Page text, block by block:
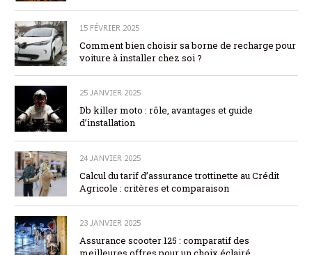
15 FÉVRIER 2025
Comment bien choisir sa borne de recharge pour
voiture à installer chez soi ?
25 JANVIER 2025
Db killer moto : rôle, avantages et guide
d’installation
24 JANVIER 2025
Calcul du tarif d’assurance trottinette au Crédit
Agricole : critères et comparaison
23 JANVIER 2025
Assurance scooter 125 : comparatif des